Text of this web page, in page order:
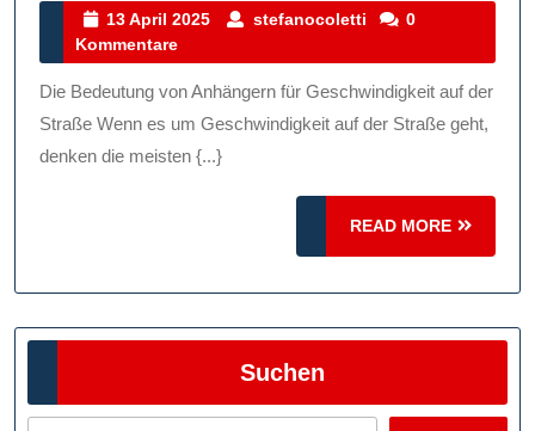
Von
Anhängern
Für
Geschwindigkeit
Auf
13 April 2025
13
2025
stefanocoletti stefanocoletti
0
Kommentare
Die Bedeutung von Anhängern für Geschwindigkeit auf der
Straße Wenn es um Geschwindigkeit auf der Straße geht,
denken die meisten {...}
READ MORE
READ
MORE
Suchen